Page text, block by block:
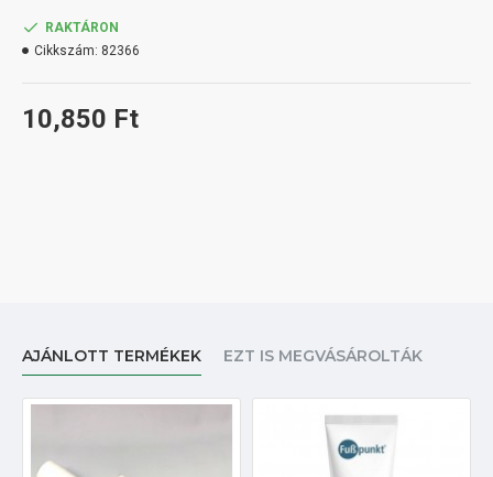
10,850 Ft
RAKTÁRON
Cikkszám: 82366
AJÁNLOTT TERMÉKEK EZT IS MEGVÁSÁROLTÁK